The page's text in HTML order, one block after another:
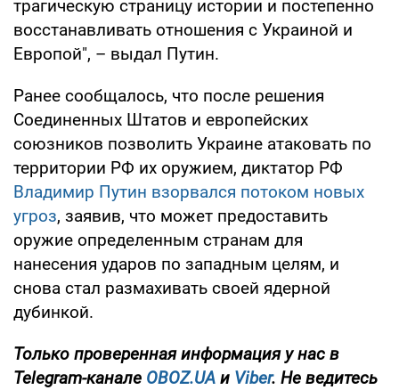
трагическую страницу истории и постепенно
восстанавливать отношения с Украиной и
Европой", – выдал Путин.
Ранее сообщалось, что после решения
Соединенных Штатов и европейских
союзников позволить Украине атаковать по
территории РФ их оружием, диктатор РФ
Владимир Путин взорвался потоком новых
угроз, заявив, что может предоставить
оружие определенным странам для
нанесения ударов по западным целям, и
снова стал размахивать своей ядерной
дубинкой.
Только проверенная информация у нас в
Telegram-канале OBOZ.UA и Viber. Не ведитесь